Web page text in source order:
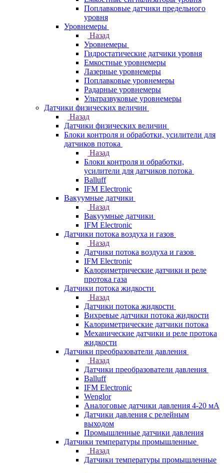
Поплавковые датчики предельного
уровня
Уровнемеры
Назад
Уровнемеры
Гидростатические датчики уровня
Емкостные уровнемеры
Лазерные уровнемеры
Поплавковые уровнемеры
Радарные уровнемеры
Ультразвуковые уровнемеры
Датчики физических величин
Назад
Датчики физических величин
Блоки контроля и обработки, усилители для
датчиков потока
Назад
Блоки контроля и обработки,
усилители для датчиков потока
Balluff
IFM Electronic
Вакуумные датчики
Назад
Вакуумные датчики
IFM Electronic
Датчики потока воздуха и газов
Назад
Датчики потока воздуха и газов
IFM Electronic
Калориметрические датчики и реле
протока газа
Датчики потока жидкости
Назад
Датчики потока жидкости
Вихревые датчики потока жидкости
Калориметрические датчики потока
Механические датчики и реле протока
жидкости
Датчики преобразователи давления
Назад
Датчики преобразователи давления
Balluff
IFM Electronic
Wenglor
Аналоговые датчики давления 4-20 мА
Датчики давления с релейным
выходом
Промышленные датчики давления
Датчики температуры промышленные
Назад
Датчики температуры промышленные